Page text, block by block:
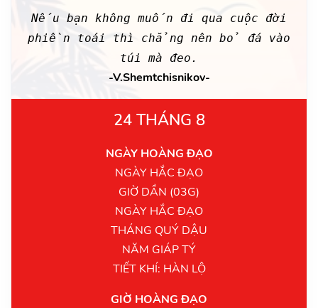
Nếu bạn không muốn đi qua cuộc đời
phiền toái thì chẳng nên bỏ đá vào
túi mà đeo.
-V.Shemtchisnikov-
24 THÁNG 8
NGÀY HOÀNG ĐẠO
NGÀY HẮC ĐẠO
GIỜ DẦN (03G)
NGÀY HẮC ĐẠO
THÁNG QUÝ DẬU
NĂM GIÁP TÝ
TIẾT KHÍ: HÀN LỘ
GIỜ HOÀNG ĐẠO